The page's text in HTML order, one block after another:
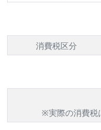
消費税区分
※実際の消費税